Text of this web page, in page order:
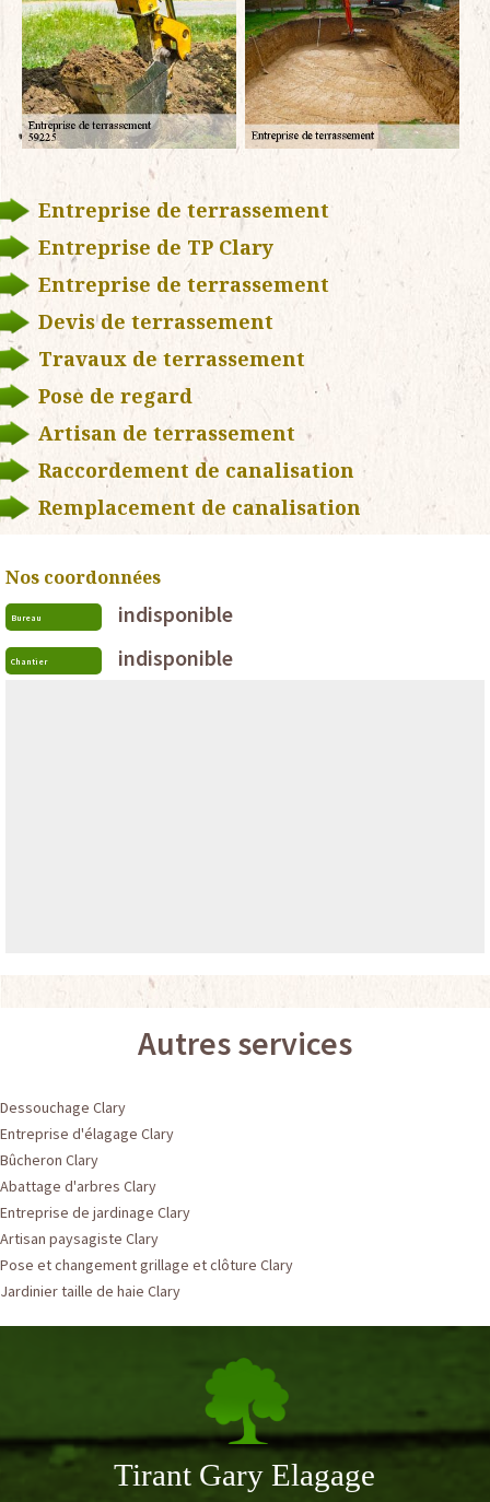
Entreprise de terrassement
Entreprise de TP Clary
Entreprise de terrassement
Devis de terrassement
Travaux de terrassement
Pose de regard
Artisan de terrassement
Raccordement de canalisation
Remplacement de canalisation
Nos coordonnées
Bureau indisponible
Chantier indisponible
Autres services
Dessouchage Clary
Entreprise d'élagage Clary
Bûcheron Clary
Abattage d'arbres Clary
Entreprise de jardinage Clary
Artisan paysagiste Clary
Pose et changement grillage et clôture Clary
Jardinier taille de haie Clary
Tirant Gary Elagage